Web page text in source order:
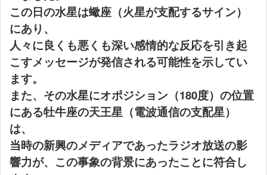
この日の水星は蠍座（火星が支配するサイン）
にあり、
人々に良くも悪くも深い感情的な反応を引き起
こすメッセージが発信される可能性を示してい
ます。
また、その水星にオポジション（180度）の位置
にある牡牛座の天王星（電波通信の支配星）
は、
当時の新興のメディアであったラジオ放送の影
響力が、この事象の背景にあったことに符合し